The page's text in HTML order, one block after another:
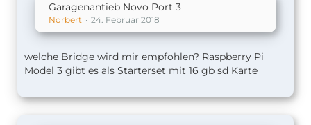
Garagenantieb Novo Port 3
Norbert 24. Februar 2018
welche Bridge wird mir empfohlen? Raspberry Pi
Model 3 gibt es als Starterset mit 16 gb sd Karte